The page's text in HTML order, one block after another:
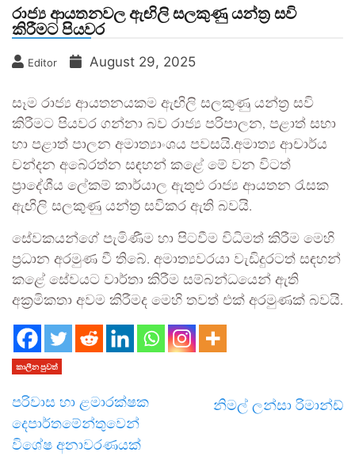
රාජ්‍ය ආයතනවල ඇඟිලි සලකුණු යන්ත්‍ර සවි
කිරීමට පියවර
Editor August 29, 2025
සෑම රාජ්‍ය ආයතනයකම ඇඟිලි සලකුණු යන්ත්‍ර සවි
කිරීමට පියවර ගන්නා බව රාජ්‍ය පරිපාලන, පළාත් සභා
හා පළාත් පාලන අමාත්‍යාංශය පවසයි.අමාත්‍ය ආචාර්ය
චන්දන අබේරත්න සඳහන් කළේ මේ වන විටත්
ප්‍රාදේශීය ලේකම් කාර්යාල ඇතුළු රාජ්‍ය ආයතන රැසක
ඇඟිලි සලකුණු යන්ත්‍ර සවිකර ඇති බවයි.
සේවකයන්ගේ පැමිණීම හා පිටවීම විධිමත් කිරීම මෙහි
ප්‍රධාන අරමුණ වී තිබේ. අමාත්‍යවරයා වැඩිදුරටත් සඳහන්
කළේ සේවයට වාර්තා කිරීම සම්බන්ධයෙන් ඇති
අක්‍රමිකතා අවම කිරීමද මෙහි තවත් එක් අරමුණක් බවයි.
කාලීන පුවත්
පරිවාස හා ළමාරක්ෂක
දෙපාර්තමේන්තුවෙන්
විශේෂ අනාවරණයක්
නිමල් ලන්සා රිමාන්ඩ්